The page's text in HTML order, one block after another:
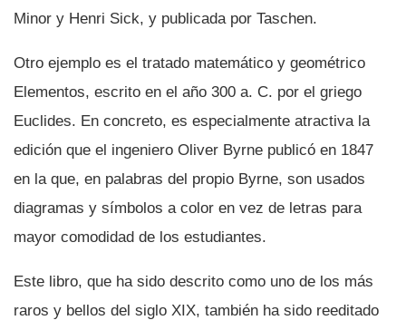
Minor y Henri Sick, y publicada por Taschen.
Otro ejemplo es el tratado matemático y geométrico
Elementos, escrito en el año 300 a. C. por el griego
Euclides. En concreto, es especialmente atractiva la
edición que el ingeniero Oliver Byrne publicó en 1847
en la que, en palabras del propio Byrne, son usados
diagramas y sí­mbolos a color en vez de letras para
mayor comodidad de los estudiantes.
Este libro, que ha sido descrito como uno de los más
raros y bellos del siglo XIX, también ha sido reeditado